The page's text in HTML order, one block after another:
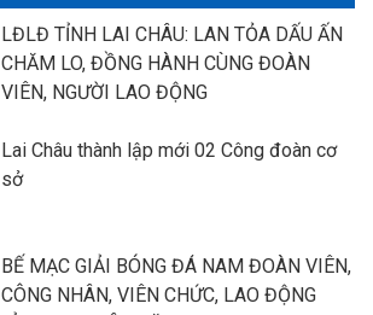
LĐLĐ TỈNH LAI CHÂU: LAN TỎA DẤU ẤN
CHĂM LO, ĐỒNG HÀNH CÙNG ĐOÀN
VIÊN, NGƯỜI LAO ĐỘNG
Lai Châu thành lập mới 02 Công đoàn cơ
sở
BẾ MẠC GIẢI BÓNG ĐÁ NAM ĐOÀN VIÊN,
CÔNG NHÂN, VIÊN CHỨC, LAO ĐỘNG